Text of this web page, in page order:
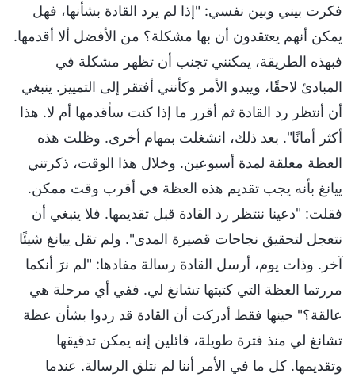
فكرت بيني وبين نفسي: "إذا لم يرد القادة بشأنها، فهل
يمكن أنهم يعتقدون أن بها مشكلة؟ من الأفضل ألا أقدمها.
فبهذه الطريقة، يمكنني تجنب أن تظهر مشكلة في
المبادئ لاحقًا، ويبدو الأمر وكأنني أفتقر إلى التمييز. ينبغي
أن أنتظر رد القادة ثم أقرر ما إذا كنت سأقدمها أم لا. هذا
أكثر أمانًا". بعد ذلك، انشغلت بمهام أخرى. وظلت هذه
العظة معلقة لمدة أسبوعين. وخلال هذا الوقت، ذكرتني
ييانغ بأنه يجب تقديم هذه العظة في أقرب وقت ممكن.
فقلت: "دعينا ننتظر رد القادة قبل تقديمها. فلا ينبغي أن
نتعجل لتحقيق نجاحات قصيرة المدى". ولم تقل ييانغ شيئًا
آخر. وذات يوم، أرسل القادة رسالة مفادها: "لم نرَ أنكما
مررتما العظة التي كتبتها تشانغ لي. ففي أي مرحلة هي
عالقة؟" حينها فقط أدركت أن القادة قد ردوا بشأن عظة
تشانغ لي منذ فترة طويلة، قائلين إنه يمكن تدقيقها
وتقديمها. كل ما في الأمر أننا لم نتلق الرسالة. عندما